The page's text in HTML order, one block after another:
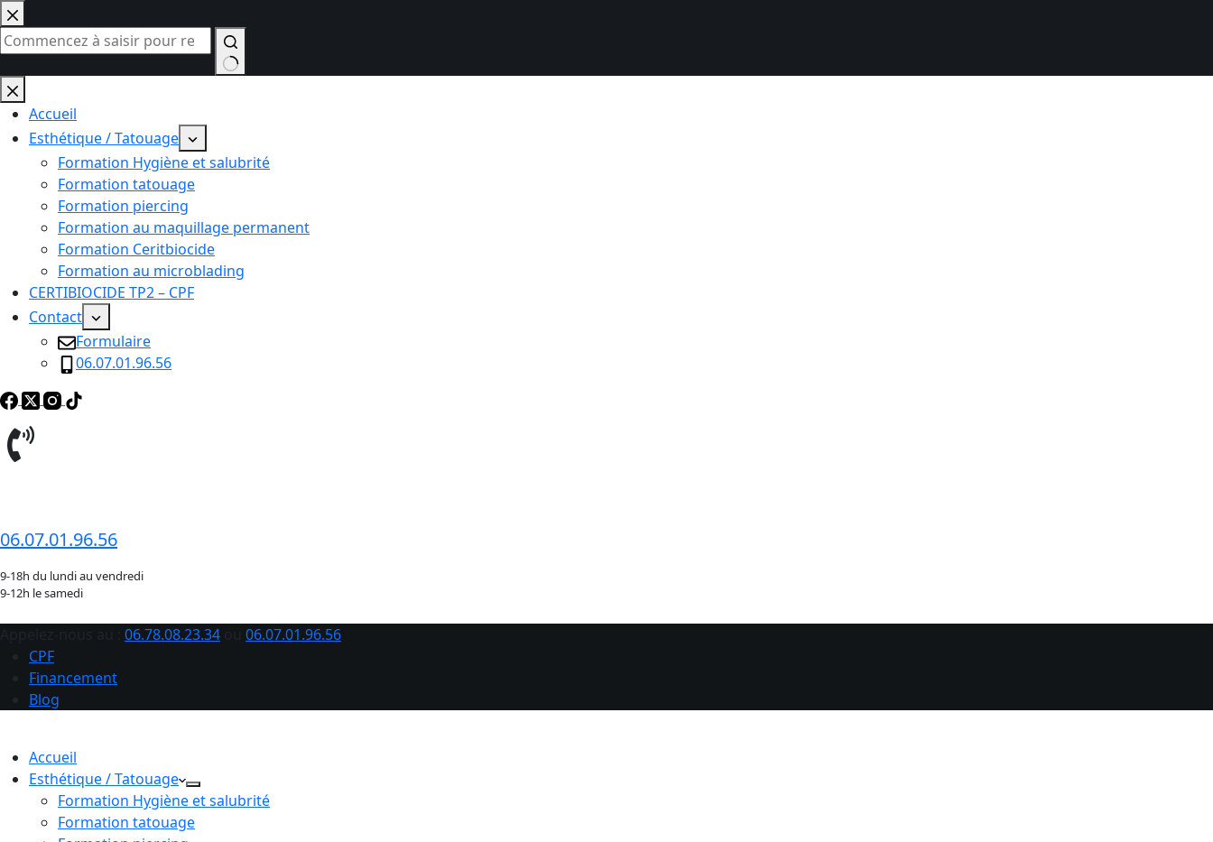
Passer
au
contenu
Aucun
résultatAccueil
Esthétique / Tatouage
Formation Hygiène et salubrité
Formation tatouage
Formation piercing
Formation au maquillage permanent
Formation Ceritbiocide
Formation au microblading
CERTIBIOCIDE TP2 – CPF
Contact
Formulaire
06.07.01.96.56
06.07.01.96.56
9-18h du lundi au vendredi
9-12h le samedi
06.78.08.23.34
06.07.01.96.56
CPF
Financement
Blog
Accueil
Esthétique / Tatouage
Formation Hygiène et salubrité
Formation tatouage